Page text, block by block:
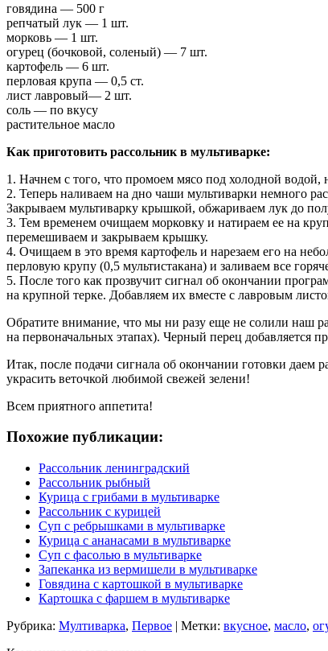
говядина — 500 г
репчатый лук — 1 шт.
морковь — 1 шт.
огурец (бочковой, соленый) — 7 шт.
картофель — 6 шт.
перловая крупа — 0,5 ст.
лист лавровый— 2 шт.
соль — по вкусу
растительное масло
Как приготовить рассольник в мультиварке:
1. Начнем с того, что промоем мясо под холодной
2. Теперь наливаем на дно чаши мультиварки немного
Закрываем мультиварку крышкой, обжариваем лук до
3. Тем временем очищаем морковку и натираем ее на
перемешиваем и закрываем крышку.
4. Очищаем в это время картофель и нарезаем его на
перловую крупу (0,5 мультистакана) и заливаем все
5. После того как прозвучит сигнал об окончании
на крупной терке. Добавляем их вместе с лавровым
Обратите внимание, что мы ни разу еще не солили наш
на первоначальных этапах). Черный перец добавляется
Итак, после подачи сигнала об окончании готовки даем
украсить веточкой любимой свежей зелени!
Всем приятного аппетита!
Похожие публикации:
Рассольник ленинградский
Рассольник рыбный
Курица с грибами в мультиварке
Рассольник с курицей
Суп с ребрышками в мультиварке
Курица с ананасами в мультиварке
Суп с фасолью в мультиварке
Запеканка из вермишели в мультиварке
Говядина с картошкой в мультиварке
Картошка с фаршем в мультиварке
Рубрика: Мултиварка, Первое | Метки: вкусное, масло,